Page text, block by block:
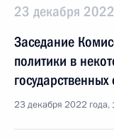
23 декабря
Заседание
политики в
государственных
23 декабря 2022 года,